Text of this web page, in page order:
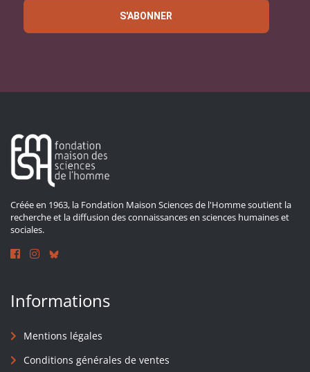
S'ABONNER
Créée en 1963, la Fondation Maison Sciences de l'Homme soutient la
recherche et la diffusion des connaissances en sciences humaines et
sociales.
Informations
Mentions légales
Conditions générales de ventes